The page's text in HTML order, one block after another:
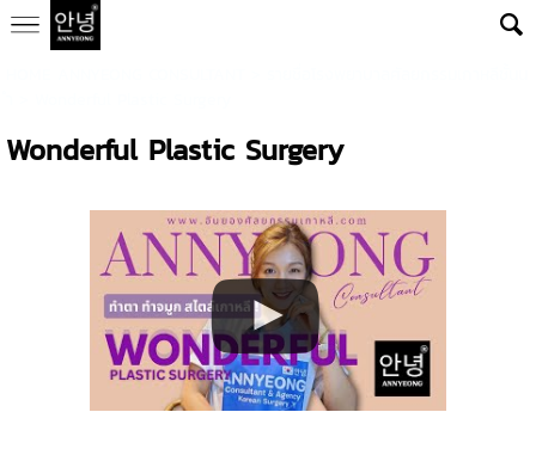
Wonderful Plastic Surgery